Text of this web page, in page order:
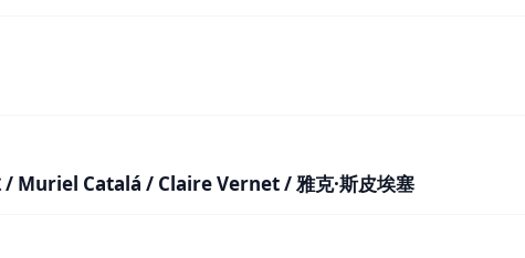
/ Muriel Catalá / Claire Vernet / 雅克·斯皮埃塞